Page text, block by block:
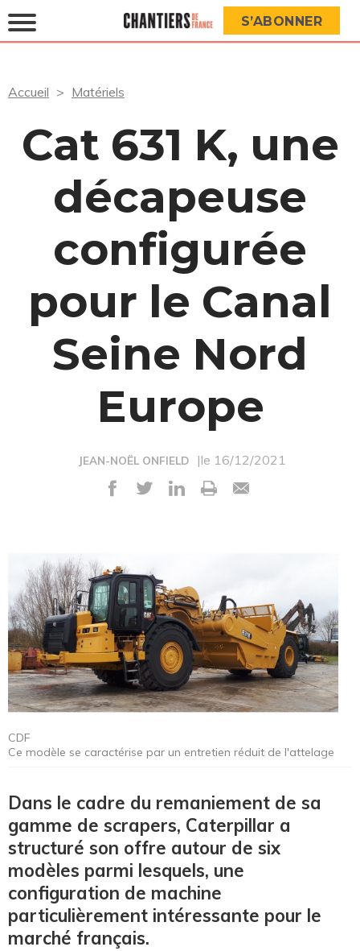
S’ABONNER
Accueil Matériels
Cat 631 K, une
décapeuse
configurée
pour le Canal
Seine Nord
Europe
JEAN-NOËL ONFIELD |le 16/12/2021
CDF
Ce modèle se caractérise par un entretien réduit de l'attelage
Dans le cadre du remaniement de sa
gamme de scrapers, Caterpillar a
structuré son offre autour de six
modèles parmi lesquels, une
configuration de machine
particulièrement intéressante pour le
marché français.